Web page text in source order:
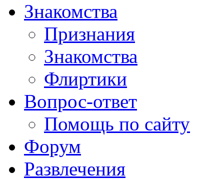
Знакомства
Признания
Знакомства
Флиртики
Вопрос-ответ
Помощь по сайту
Форум
Развлечения